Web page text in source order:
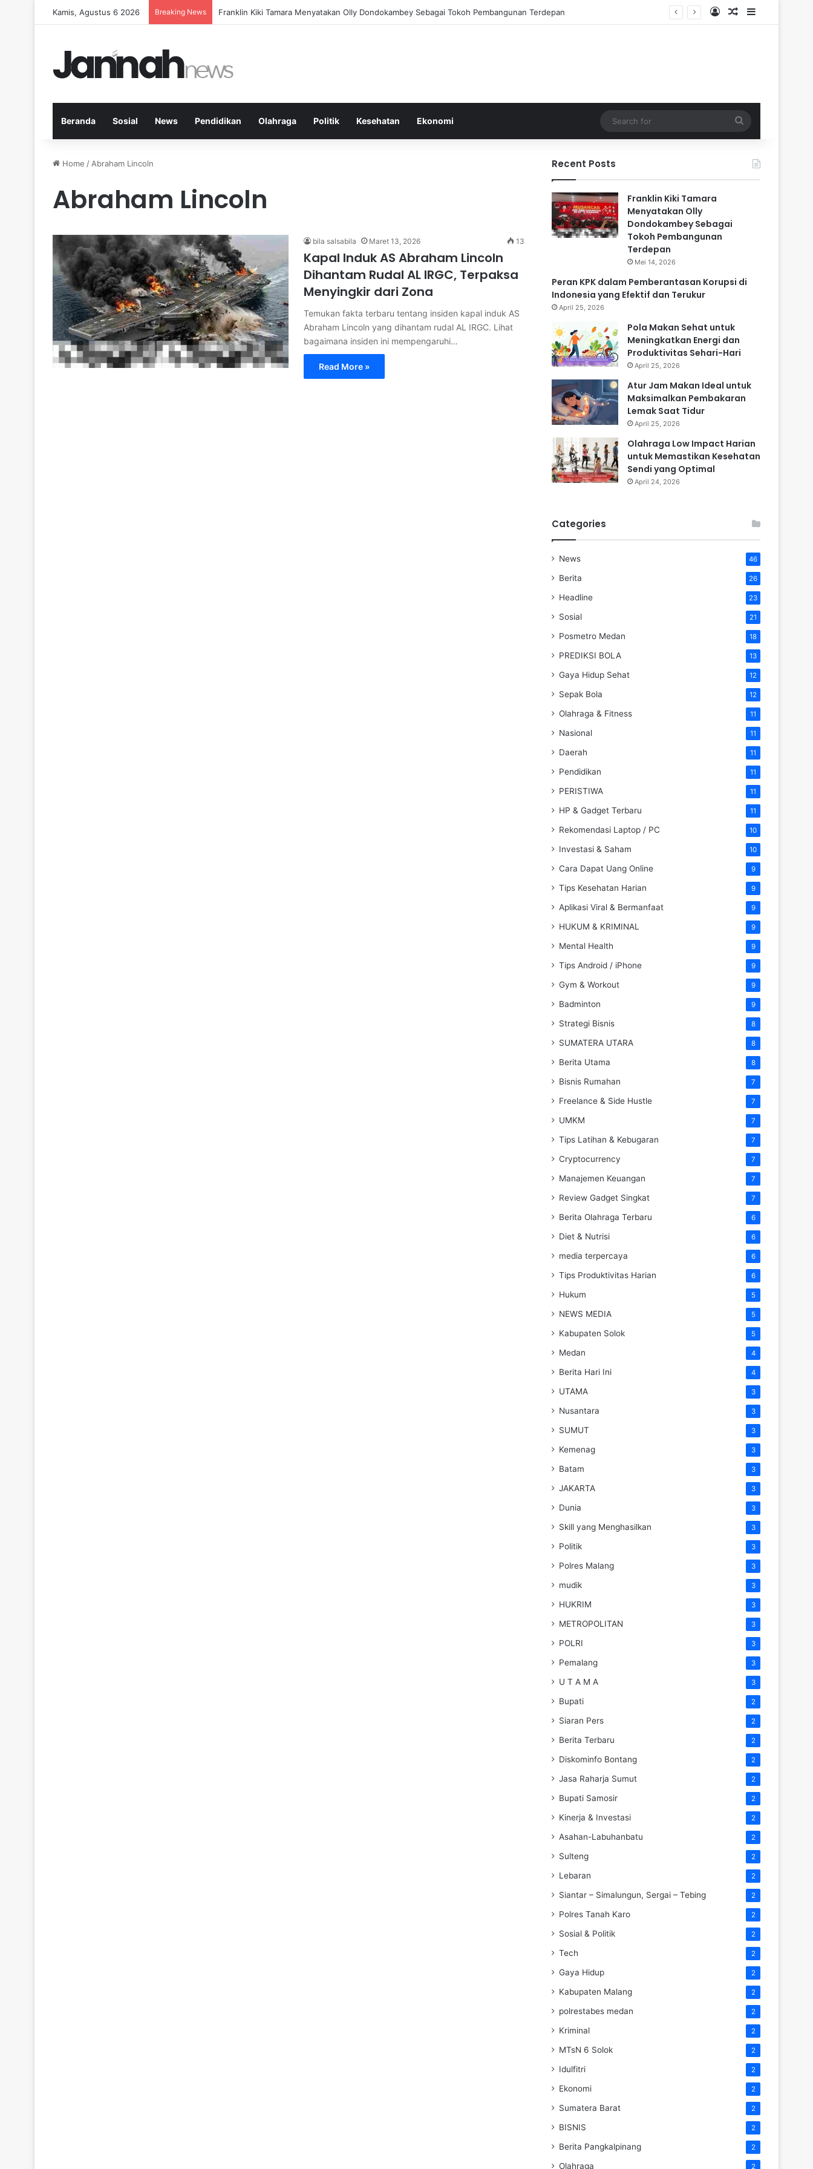
Kamis, Agustus 6 2026 Breaking News Peran KPK dalam Pemberantasan Korupsi di Indonesia yang Efektif dan Terukur Log InRandom Article
Sidebar
Beranda Sosial News Pendidikan Olahraga Politik Kesehatan Ekonomi
for
Home / Abraham Lincoln
Abraham Lincoln
bila salsabila Maret 13, 2026 13
Kapal Induk AS Abraham Lincoln
Dihantam Rudal AL IRGC, Terpaksa
Menyingkir dari Zona
Temukan fakta terbaru tentang insiden kapal induk AS
Abraham Lincoln yang dihantam rudal AL IRGC. Lihat
bagaimana insiden ini mempengaruhi…
Read More »
Recent Posts
Franklin Kiki Tamara
Menyatakan Olly
Dondokambey Sebagai
Tokoh Pembangunan
Terdepan
Mei 14, 2026
Peran KPK dalam Pemberantasan Korupsi di
Indonesia yang Efektif dan Terukur
April 25, 2026
Pola Makan Sehat untuk
Meningkatkan Energi dan
Produktivitas Sehari-Hari
April 25, 2026
Atur Jam Makan Ideal untuk
Maksimalkan Pembakaran
Lemak Saat Tidur
April 25, 2026
Olahraga Low Impact Harian
untuk Memastikan Kesehatan
Sendi yang Optimal
April 24, 2026
Categories
News 46
Berita 26
Headline 23
Sosial 21
Posmetro Medan 18
PREDIKSI BOLA 13
Gaya Hidup Sehat 12
Sepak Bola 12
Olahraga & Fitness 11
Nasional 11
Daerah 11
Pendidikan 11
PERISTIWA 11
HP & Gadget Terbaru 11
Rekomendasi Laptop / PC 10
Investasi & Saham 10
Cara Dapat Uang Online 9
Tips Kesehatan Harian 9
Aplikasi Viral & Bermanfaat 9
HUKUM & KRIMINAL 9
Mental Health 9
Tips Android / iPhone 9
Gym & Workout 9
Badminton 9
Strategi Bisnis 8
SUMATERA UTARA 8
Berita Utama 8
Bisnis Rumahan 7
Freelance & Side Hustle 7
UMKM 7
Tips Latihan & Kebugaran 7
Cryptocurrency 7
Manajemen Keuangan 7
Review Gadget Singkat 7
Berita Olahraga Terbaru 6
Diet & Nutrisi 6
media terpercaya 6
Tips Produktivitas Harian 6
Hukum 5
NEWS MEDIA 5
Kabupaten Solok 5
Medan 4
Berita Hari Ini 4
UTAMA 3
Nusantara 3
SUMUT 3
Kemenag 3
Batam 3
JAKARTA 3
Dunia 3
Skill yang Menghasilkan 3
Politik 3
Polres Malang 3
mudik 3
HUKRIM 3
METROPOLITAN 3
POLRI 3
Pemalang 3
U T A M A 3
Bupati 2
Siaran Pers 2
Berita Terbaru 2
Diskominfo Bontang 2
Jasa Raharja Sumut 2
Bupati Samosir 2
Kinerja & Investasi 2
Asahan-Labuhanbatu 2
Sulteng 2
Lebaran 2
Siantar – Simalungun, Sergai – Tebing 2
Polres Tanah Karo 2
Sosial & Politik 2
Tech 2
Gaya Hidup 2
Kabupaten Malang 2
polrestabes medan 2
Kriminal 2
MTsN 6 Solok 2
Idulfitri 2
Ekonomi 2
Sumatera Barat 2
BISNIS 2
Berita Pangkalpinang 2
Olahraga 2